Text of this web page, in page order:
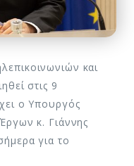
και
στις 9
ο Υπουργός
κ. Γιάννης
για το